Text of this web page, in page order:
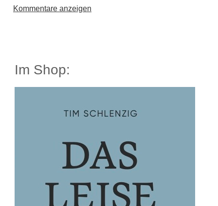
Kommentare anzeigen
Im Shop: